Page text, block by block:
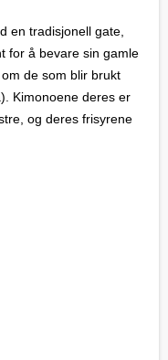
en tradisjonell gate,
for å bevare sin gamle
de som blir brukt
Kimonoene deres er
og deres frisyrene